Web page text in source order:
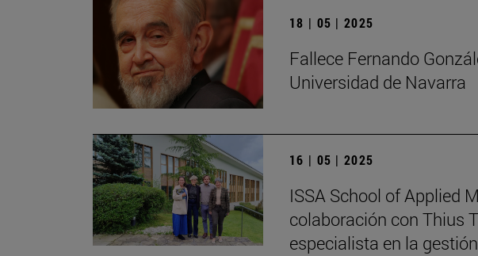
18 | 05 | 2025
Fallece Fernando
Universidad de Navarra
16 | 05 | 2025
ISSA School of Applied
colaboración con Thius
especialista en la